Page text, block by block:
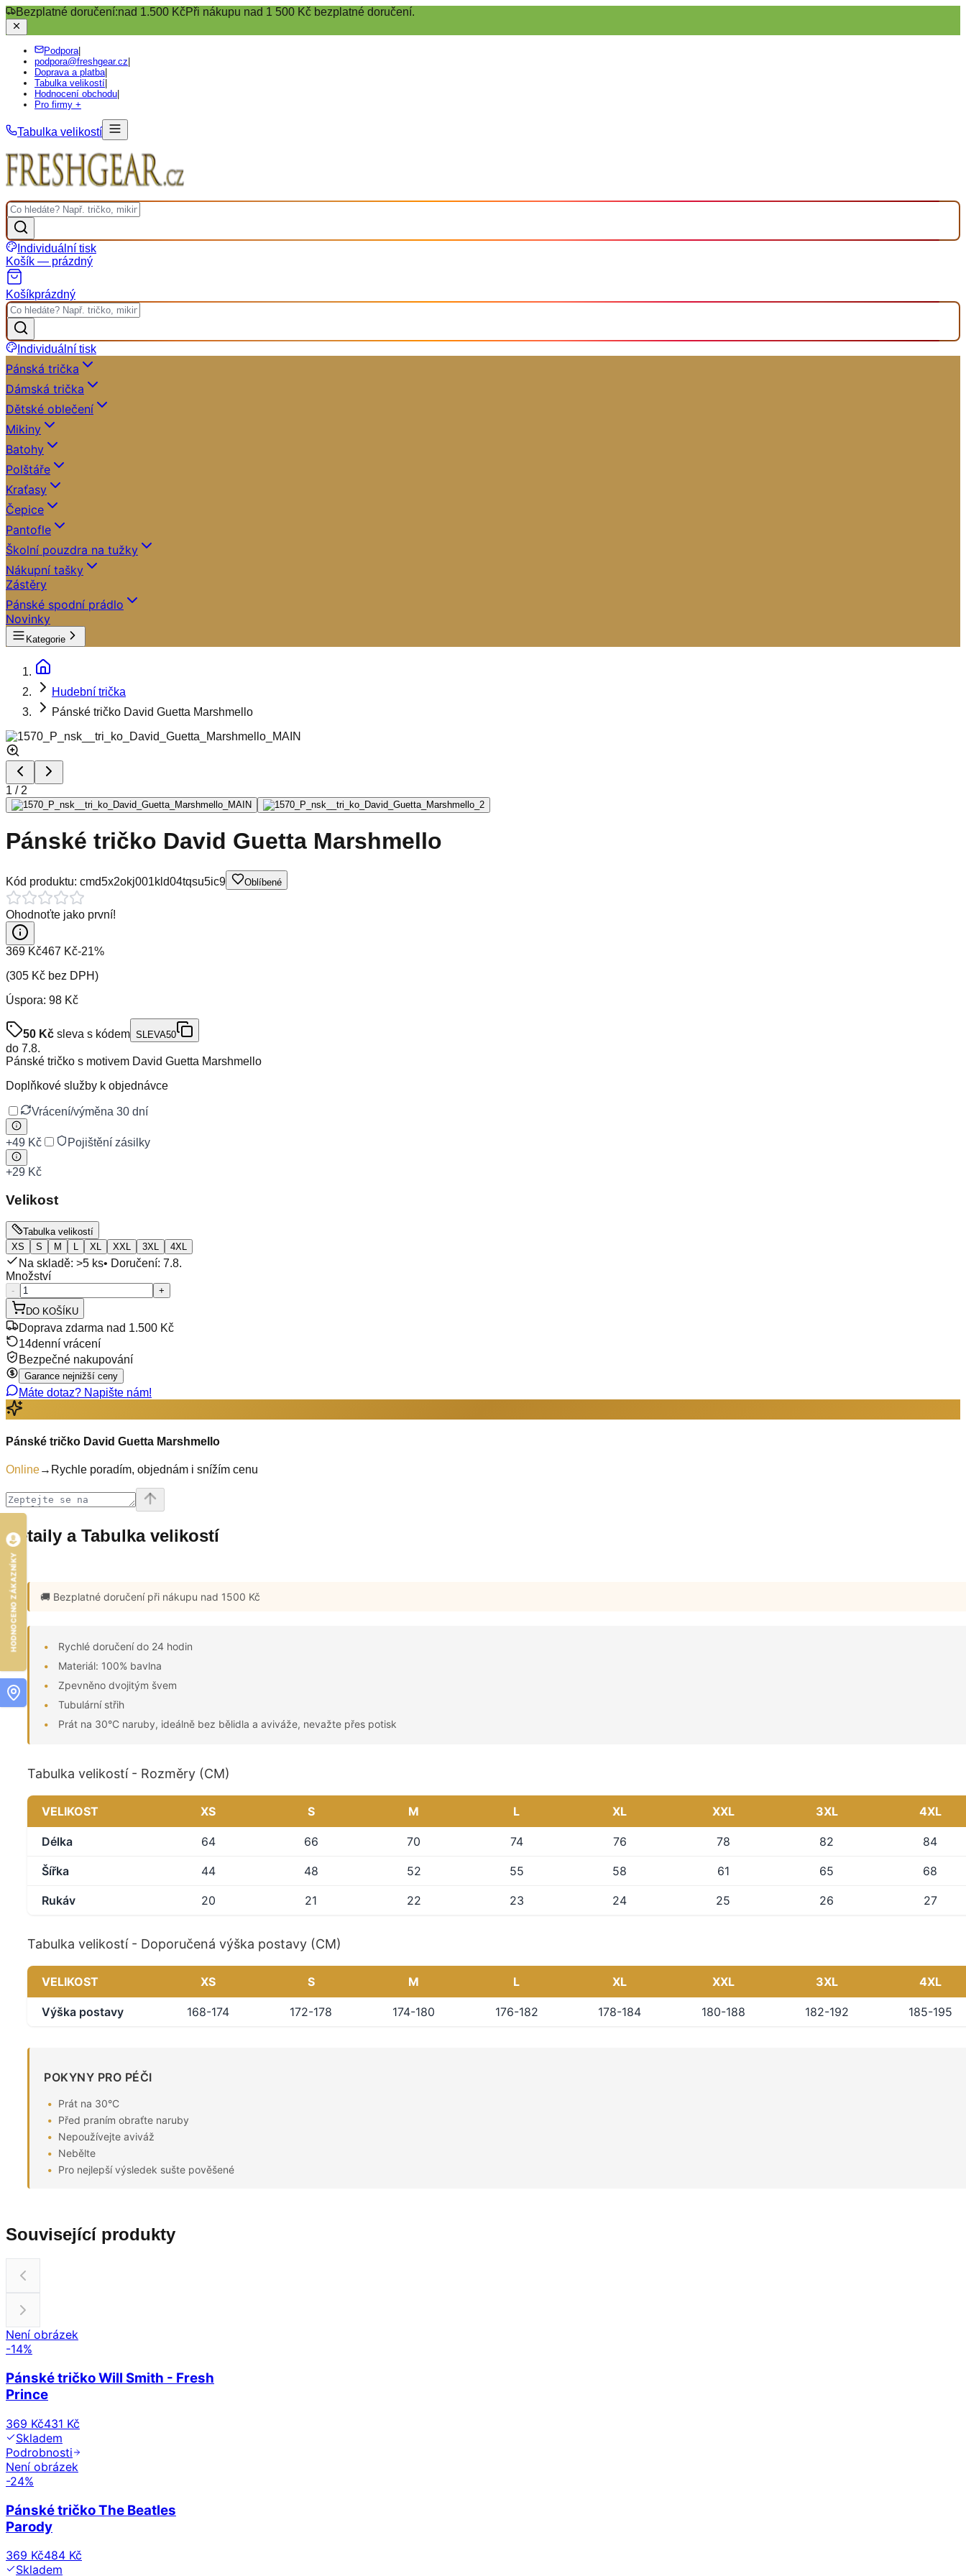
Bezplatné doručení:nad 1.500 KčPři nákupu nad 1 500 Kč bezplatné doručení.
Podpora|
podpora@freshgear.cz
Doprava a platba|
Tabulka velikostí
Hodnocení obchodu
Pro firmy +
Tabulka velikostí
Individuální tisk
Košík — prázdný
Košíkprázdný
Individuální tisk
Pánská trička
Dámská trička
Dětské oblečení
Mikiny
Batohy
Polštáře
Kraťasy
Čepice
Pantofle
Školní pouzdra na tužky
Nákupní tašky
Zástěry
Pánské spodní prádlo
Novinky
Kategorie
Hudební trička
Pánské tričko David Guetta Marshmello
1 / 2
Pánské tričko David Guetta Marshmello
Kód produktu: cmd5x2okj001kld04tqsu5ic9 Oblíbené
Ohodnoťte jako první!
369 Kč467 Kč-21%
(305 Kč bez DPH)
Úspora: 98 Kč
50 Kč sleva s kódem SLEVA50
do 7.8.
Pánské tričko s motivem David Guetta Marshmello
Doplňkové služby k objednávce
Vrácení/výměna 30 dní
+49 Kč Pojištění zásilky
+29 Kč
Velikost
Tabulka velikostí
XS
S M L XL XXL 3XL 4XL
Na skladě: >5 ks• Doručení: 7.8.
Množství
-
+
DO KOŠÍKU
Doprava zdarma nad 1.500 Kč
14denní vrácení
Bezpečné nakupování
Garance nejnižší ceny
Máte dotaz? Napište nám!
Pánské tričko David Guetta Marshmello
Online→ Rychle poradím, objednám i snížím cenu
Detaily a Tabulka velikostí
🚚 Bezplatné doručenípři nákupu nad 1500 Kč
Rychlé doručení do 24 hodin
Materiál: 100% bavlna
Zpevněno dvojitým švem
Tubulární střih
Prát na 30°C naruby, ideálně bez bělidla a aviváže, nevažte přes potisk
Tabulka velikostí - Rozměry (CM)
VELIKOST XS S M L XL XXL 3XL 4XL
Délka 64 66 70 74 76 78 82 84
Šířka 44 48 52 55 58 61 65 68
Rukáv 20 21 22 23 24 25 26 27
Tabulka velikostí - Doporučená výška postavy (CM)
VELIKOST XS S M L XL XXL 3XL 4XL
Výška postavy 168-174 172-178 174-180 176-182 178-184 180-188 182-192 185-195
POKYNY PRO PÉČI
Prát na 30°C
Před praním obraťte naruby
Nepoužívejte aviváž
Nebělte
Pro nejlepší výsledek sušte pověšené
Související produkty
Není obrázek
-14%
Pánské tričko Will Smith - Fresh
Prince
369 Kč431 Kč
Skladem
Podrobnosti
Není obrázek
-24%
Pánské tričko The Beatles
Parody
369 Kč484 Kč
Skladem
HODNOCENO ZÁKAZNÍKY